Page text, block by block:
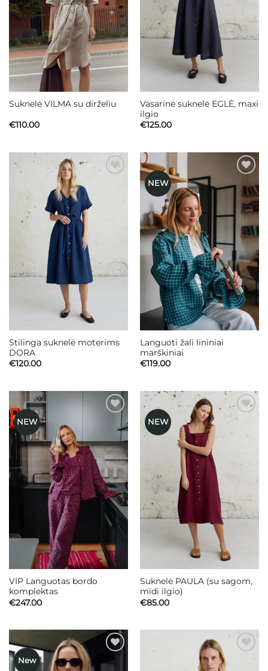
Suknelė VILMA su dirželiu
€110.00
Vasarinė suknelė EGLĖ, maxi
ilgio
€125.00
Mėgstamiausias
Stilinga suknelė moterims
DORA
€120.00
NEW
Mėgstamiausias
Languoti žali lininiai
marškiniai
€119.00
NEW
Mėgstamiausias
VIP Languotas bordo
komplektas
€247.00
NEW
Mėgstamiausias
Suknelė PAULA (su sagom,
midi ilgio)
€85.00
New